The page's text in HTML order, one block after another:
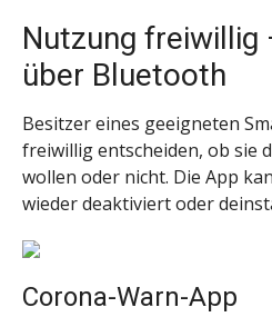
Nutzung freiwillig
über Bluetooth
Besitzer eines geeigneten
freiwillig entscheiden, ob sie
wollen oder nicht. Die App
wieder deaktiviert oder
Corona-Warn-App